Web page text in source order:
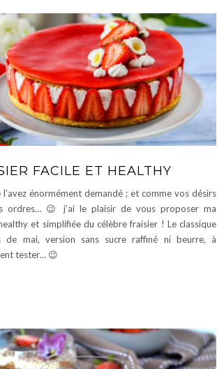
FACILE ET HEALTHY
l’avez énormément demandé ; et comme vos désirs
ordres… 😉 j’ai le plaisir de vous proposer ma
et simplifiée du célèbre fraisier ! Le classique
de mai, version sans sucre raffiné ni beurre, à
tester… 😉